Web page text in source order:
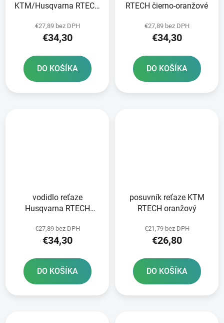
KTM/Husqvarna RTECH
€27,89 bez DPH
€34,30
DO KOŠÍKA
RTECH čierno-oranžové
€27,89 bez DPH
€34,30
DO KOŠÍKA
vodidlo reťaze
Husqvarna RTECH
€27,89 bez DPH
€34,30
DO KOŠÍKA
posuvník reťaze KTM
RTECH oranžový
€21,79 bez DPH
€26,80
DO KOŠÍKA